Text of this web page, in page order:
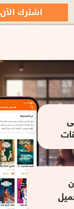
اشترك الآن